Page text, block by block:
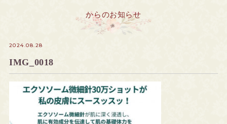
からのお知らせ
2024.08.28
IMG_0018